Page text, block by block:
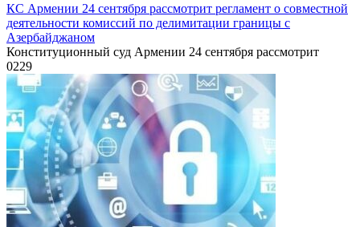
КС Армении 24 сентября рассмотрит регламент о совместной
деятельности комиссий по делимитации границы с
Азербайджаном
Конституционный суд Армении 24 сентября рассмотрит
0229